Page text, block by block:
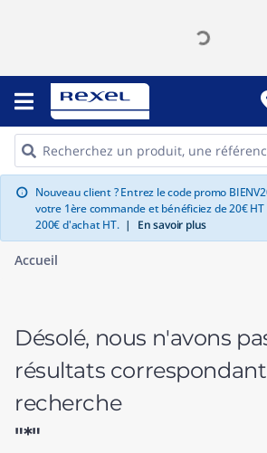
info Nouveau client ? Entrez le code promo
votre 1ère commande et bénéficiez de 20€
200€ d'achat HT. | En savoir plus
Accueil
Désolé, nous n'avons
résultats
recherche
"*"